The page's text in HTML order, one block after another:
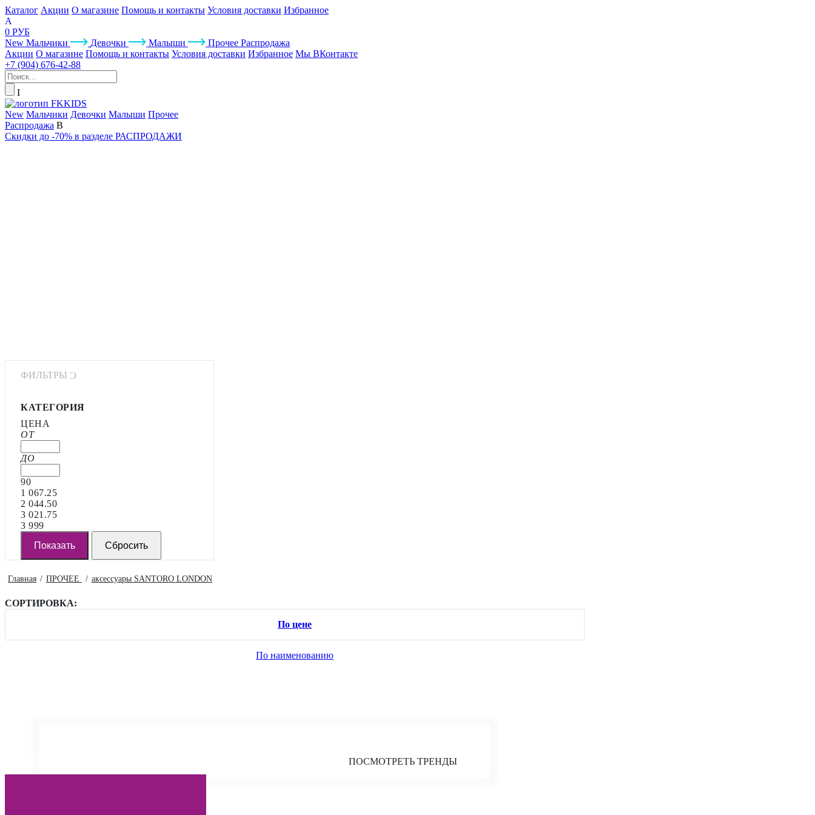
Каталог Акции О магазине Помощь и контакты Условия доставки Избранное
0 РУБ
New Мальчики Девочки Малыши Прочее Распродажа
Акции О магазине Помощь и контакты Условия доставки Избранное Мы ВКонтакте
+7 (904) 676-42-88
New Мальчики Девочки Малыши Прочее
Распродажа
Скидки до -70% в разделе РАСПРОДАЖИ
ФИЛЬТРЫ
КАТЕГОРИЯ
ЦЕНА
ОТ
ДО
90
1 067.25
2 044.50
3 021.75
3 999
Главная ПРОЧЕЕ аксессуары SANTORO LONDON
СОРТИРОВКА:
По цене
По наименованию
ПОСМОТРЕТЬ ТРЕНДЫ